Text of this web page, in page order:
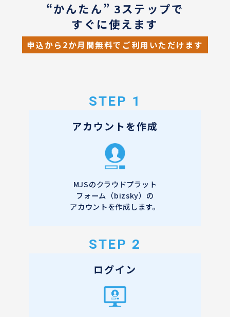
“かんたん” 3ステップで
すぐに使えます
申込から2か月間無料でご利用いただけます
STEP 1
アカウントを作成
MJSのクラウドプラット
フォーム（bizsky）の
アカウントを作成します。
STEP 2
ログイン